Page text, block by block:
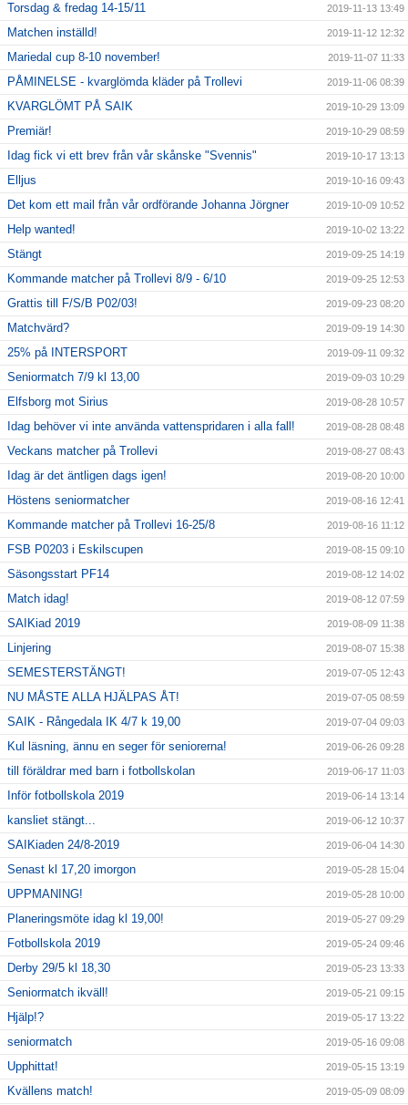
Torsdag & fredag 14-15/11 2019-11-13 13:49
Matchen inställd! 2019-11-12 12:32
Mariedal cup 8-10 november! 2019-11-07 11:33
PÅMINELSE - kvarglömda kläder på Trollevi 2019-11-06 08:39
KVARGLÖMT PÅ SAIK 2019-10-29 13:09
Premiär! 2019-10-29 08:59
Idag fick vi ett brev från vår skånske "Svennis" 2019-10-17 13:13
Elljus 2019-10-16 09:43
Det kom ett mail från vår ordförande Johanna Jörgner 2019-10-09 10:52
Help wanted! 2019-10-02 13:22
Stängt 2019-09-25 14:19
Kommande matcher på Trollevi 8/9 - 6/10 2019-09-25 12:53
Grattis till F/S/B P02/03! 2019-09-23 08:20
Matchvärd? 2019-09-19 14:30
25% på INTERSPORT 2019-09-11 09:32
Seniormatch 7/9 kl 13,00 2019-09-03 10:29
Elfsborg mot Sirius 2019-08-28 10:57
Idag behöver vi inte använda vattenspridaren i alla fall! 2019-08-28 08:48
Veckans matcher på Trollevi 2019-08-27 08:43
Idag är det äntligen dags igen! 2019-08-20 10:00
Höstens seniormatcher 2019-08-16 12:41
Kommande matcher på Trollevi 16-25/8 2019-08-16 11:12
FSB P0203 i Eskilscupen 2019-08-15 09:10
Säsongsstart PF14 2019-08-12 14:02
Match idag! 2019-08-12 07:59
SAIKiad 2019 2019-08-09 11:38
Linjering 2019-08-07 15:38
SEMESTERSTÄNGT! 2019-07-05 12:43
NU MÅSTE ALLA HJÄLPAS ÅT! 2019-07-05 08:59
SAIK - Rångedala IK 4/7 k 19,00 2019-07-04 09:03
Kul läsning, ännu en seger för seniorerna! 2019-06-26 09:28
till föräldrar med barn i fotbollskolan 2019-06-17 11:03
Inför fotbollskola 2019 2019-06-14 13:14
kansliet stängt... 2019-06-12 10:37
SAIKiaden 24/8-2019 2019-06-04 14:30
Senast kl 17,20 imorgon 2019-05-28 15:04
UPPMANING! 2019-05-28 10:00
Planeringsmöte idag kl 19,00! 2019-05-27 09:29
Fotbollskola 2019 2019-05-24 09:46
Derby 29/5 kl 18,30 2019-05-23 13:33
Seniormatch ikväll! 2019-05-21 09:15
Hjälp!? 2019-05-17 13:22
seniormatch 2019-05-16 09:08
Upphittat! 2019-05-15 13:19
Kvällens match! 2019-05-09 08:09